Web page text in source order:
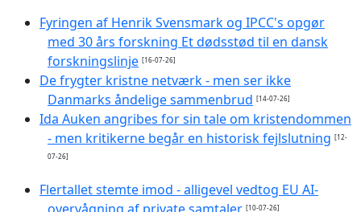
Fyringen af Henrik Svensmark og IPCC's opgør
med 30 års forskning Et dødsstød til en dansk
forskningslinje [16-07-26]
De frygter kristne netværk - men ser ikke
Danmarks åndelige sammenbrud [14-07-26]
Ida Auken angribes for sin tale om kristendommen
- men kritikerne begår en historisk fejlslutning [12-
07-26]
Flertallet stemte imod - alligevel vedtog EU AI-
[10-07-26]